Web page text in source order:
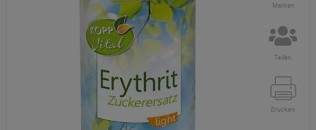
Merken
Teilen
Drucken